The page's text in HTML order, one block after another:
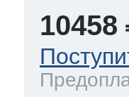
10458